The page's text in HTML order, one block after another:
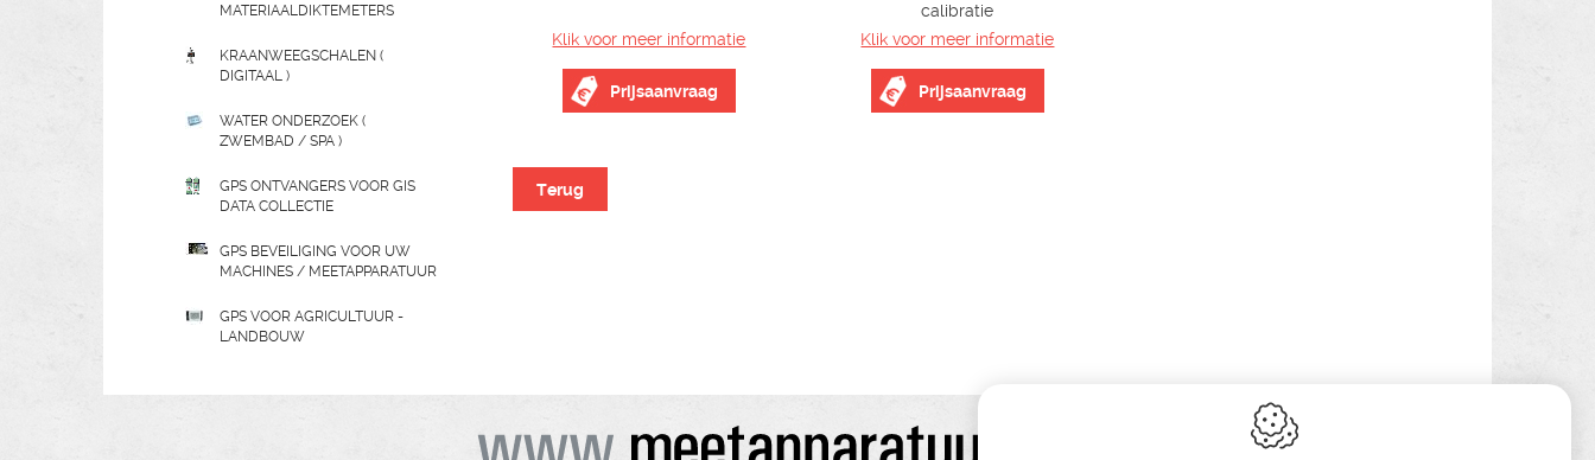
MATERIAALDIKTEMETERS
KRAANWEEGSCHALEN (
DIGITAAL )
WATER ONDERZOEK (
ZWEMBAD / SPA )
GPS ONTVANGERS VOOR GIS
DATA COLLECTIE
GPS BEVEILIGING VOOR UW
MACHINES / MEETAPPARATUUR
GPS VOOR AGRICULTUUR -
LANDBOUW
Klik voor meer informatie
Prijsaanvraag
calibratie
Klik voor meer informatie
Prijsaanvraag
Terug